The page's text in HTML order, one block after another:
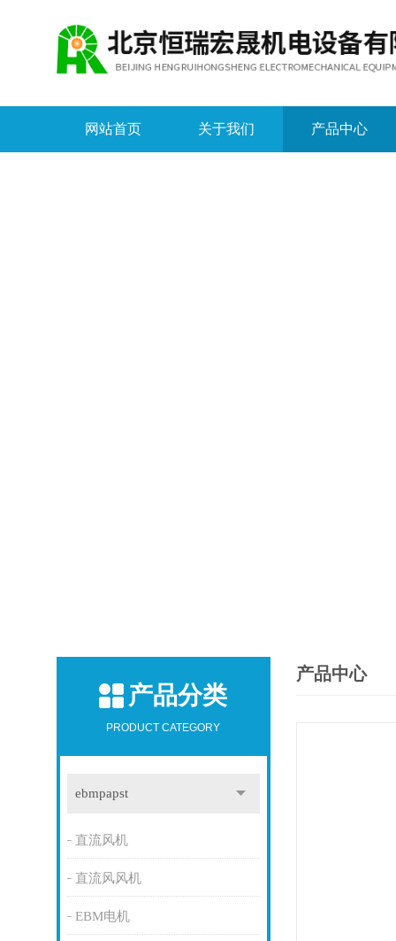
网站首页 关于我们 产品中心
产品分类
PRODUCT CATEGORY
ebmpapst
直流风机
直流风风机
EBM电机
产品中心